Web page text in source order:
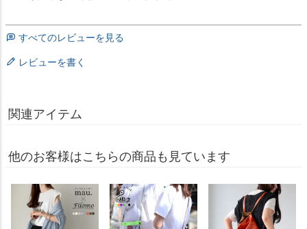
すべてのレビューを見る
レビューを書く
関連アイテム
他のお客様はこちらの商品も見ています